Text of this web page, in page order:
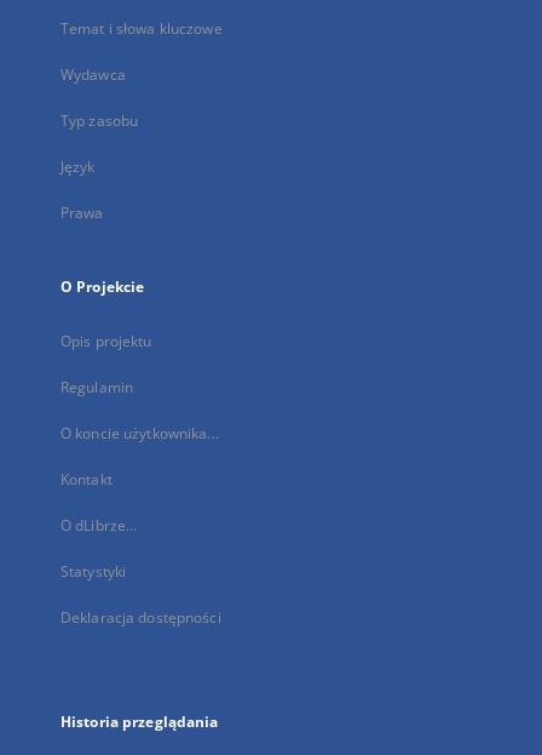
Temat i słowa kluczowe
Wydawca
Typ zasobu
Język
Prawa
O Projekcie
Opis projektu
Regulamin
O koncie użytkownika...
Kontakt
O dLibrze...
Statystyki
Deklaracja dostępności
Historia przeglądania